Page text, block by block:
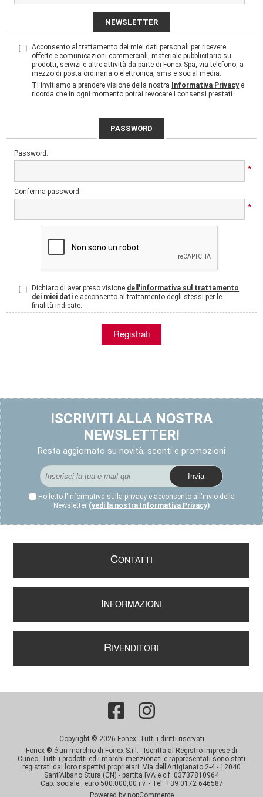
NEWSLETTER
Acconsento al trattamento dei miei dati personali per ricevere
offerte e comunicazioni commerciali, materiale pubblicitario su
prodotti, servizi e altre attività da parte di Fonex Spa, via telefono, a
mezzo di posta ordinaria o elettronica, sms e social media.
Ti invitiamo a prendere visione della nostra
Informativa Privacye
ricorda che in ogni momento potrai revocare i consensi prestati.
PASSWORD
Password:
*
Conferma password:
*
Dichiaro di aver preso visione dell'informativa sul trattamento
dei miei dati e acconsento al trattamento degli stessi per le
finalità indicate.
ISCRIVITI ALLA NOSTRA
NEWSLETTER!
Resta aggiornato su novità, sconti e promozioni
Ho letto l'informativa sulla privacy e acconsento all'invio della
Newsletter (vedi la nostra Informativa Privacy)
CONTATTI
NFORMAZIONI
R IVENDITORI
Copyright © 2026 Fonex. Tutti i diritti riservati
Fonex ® é un marchio di Fonex S.r.l. - Iscritta al Registro Imprese di
Cuneo. Tutti i prodotti ed i marchi menzionati e rappresentati sono stati
registrati dai loro rispettivi proprietari. Via dell'Artigianato 2-4 - 12040
Sant'Albano Stura (CN) - partita IVA e c.f. 03737810964
Cap. sociale : euro 500.000,00 i.v. - Tel. +39 0172 646587
Powered by nopCommerce